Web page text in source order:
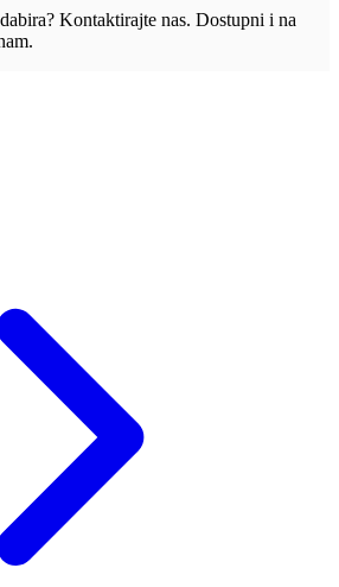
Kontaktirajte nas. Dostupni i na